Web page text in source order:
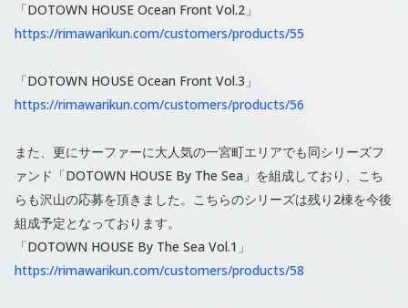
「DOTOWN HOUSE Ocean Front Vol.2」
https://rimawarikun.com/customers/products/55
「DOTOWN HOUSE Ocean Front Vol.3」
https://rimawarikun.com/customers/products/56
また、更にサーファーに大人気の一宮町エリアでも同シリーズフ
ァンド「DOTOWN HOUSE By The Sea」を組成しており、こち
らも沢山の応募を頂きました。こちらのシリーズは残り2棟を今後
組成予定となっております。
「DOTOWN HOUSE By The Sea Vol.1」
https://rimawarikun.com/customers/products/58